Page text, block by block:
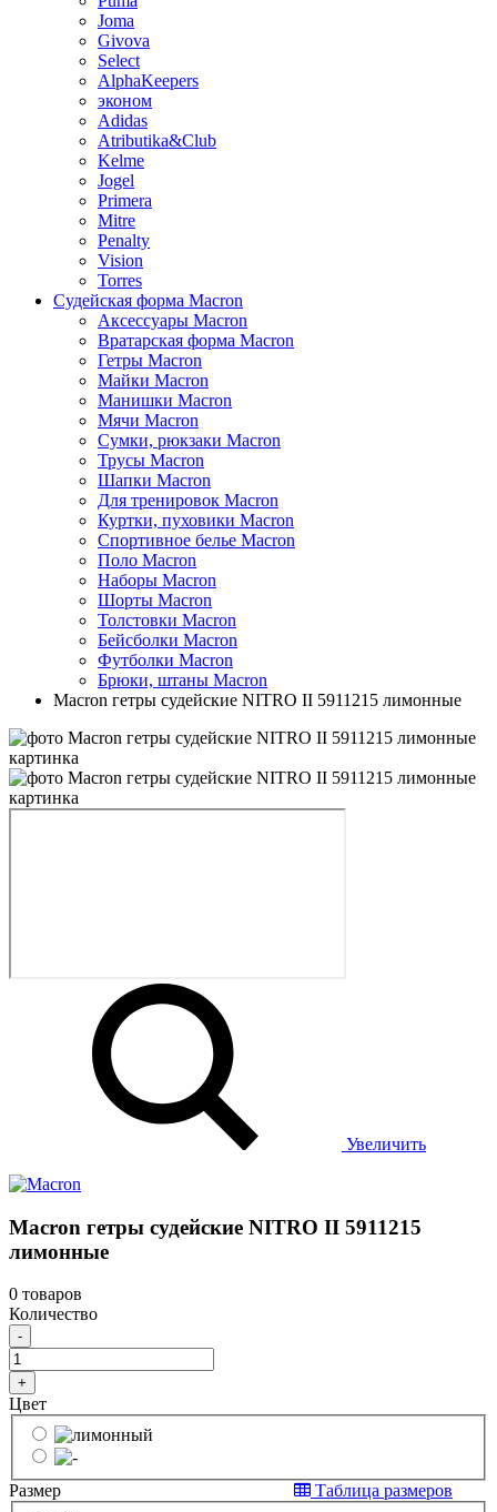
Joma
Givova
Select
AlphaKeepers
эконом
Adidas
Atributika&Club
Kelme
Jogel
Primera
Mitre
Penalty
Vision
Torres
Судейская форма Macron
Аксессуары Macron
Вратарская форма Macron
Гетры Macron
Майки Macron
Манишки Macron
Мячи Macron
Сумки, рюкзаки Macron
Трусы Macron
Шапки Macron
Для тренировок Macron
Куртки, пуховики Macron
Спортивное белье Macron
Поло Macron
Наборы Macron
Шорты Macron
Толстовки Macron
Бейсболки Macron
Футболки Macron
Брюки, штаны Macron
Macron гетры судейские NITRO II 5911215 лимонные
Увеличить
Macron гетры судейские NITRO II 5911215
лимонные
0 товаров
Количество
-
+
Цвет
Размер
Таблица размеров